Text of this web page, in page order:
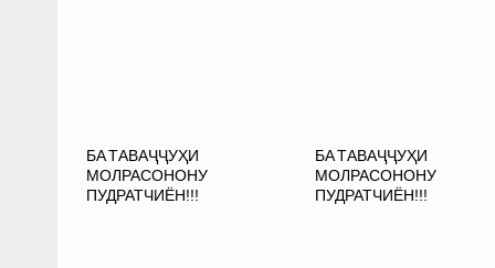
БА ТАВАҶҶУҲИ
МОЛРАСОНОНУ
ПУДРАТЧИЁН!!!
БА ТАВАҶҶУҲИ
МОЛРАСОНОНУ
ПУДРАТЧИЁН!!!